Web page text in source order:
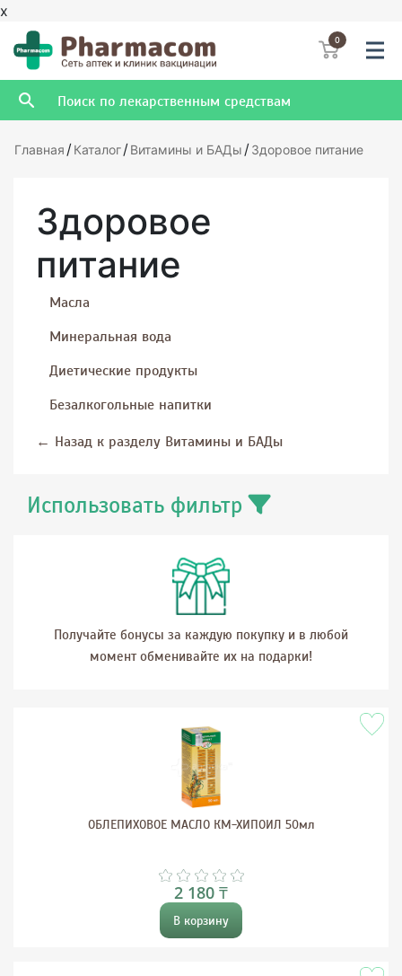
x
0
Главная /Каталог/Витамины и БАДы /Здоровое питание
Здоровое
питание
Масла
Минеральная вода
Диетические продукты
Безалкогольные напитки
← Назад к разделу Витамины и БАДы
Использовать фильтр
Получайте бонусы за каждую покупку и в любой
момент обменивайте их на подарки!
ОБЛЕПИХОВОЕ МАСЛО КМ-ХИПОИЛ 50мл
2 180 ₸
В корзину